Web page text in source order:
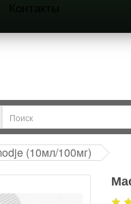
(10мл/100мг)